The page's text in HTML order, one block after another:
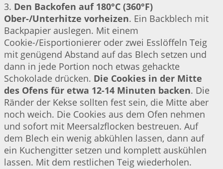
3. Den Backofen auf 180°C (360°F)
Ober-/Unterhitze vorheizen. Ein Backblech mit
Backpapier auslegen. Mit einem
Cookie-/Eisportionierer oder zwei Esslöffeln Teig
mit genügend Abstand auf das Blech setzen und
dann in jede Portion noch etwas gehackte
Schokolade drücken. Die Cookies in der Mitte
des Ofens für etwa 12-14 Minuten backen. Die
Ränder der Kekse sollten fest sein, die Mitte aber
noch weich. Die Cookies aus dem Ofen nehmen
und sofort mit Meersalzflocken bestreuen. Auf
dem Blech ein wenig abkühlen lassen, dann auf
ein Kuchengitter setzen und komplett auskühlen
lassen. Mit dem restlichen Teig wiederholen.